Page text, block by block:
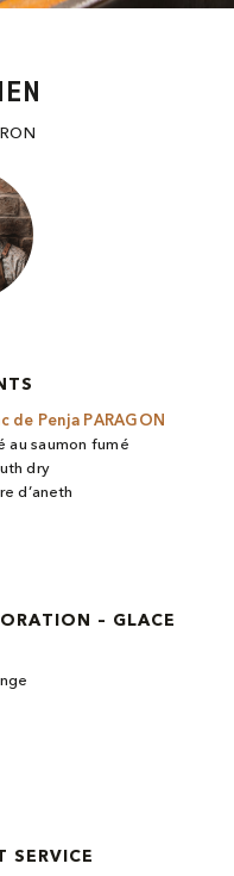
de Penja PARAGON
au saumon fumé
dry
d’aneth
– GLACE
SERVICE